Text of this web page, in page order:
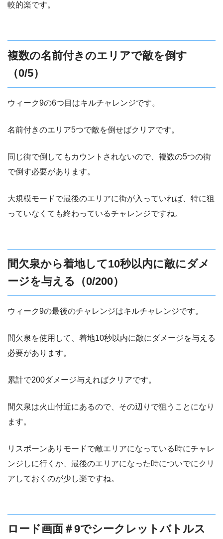
較的楽です。
複数の名前付きのエリアで敵を倒す
（0/5）
ウィーク9の6つ目はキルチャレンジです。
名前付きのエリア5つで敵を倒せばクリアです。
同じ街で倒してもカウントされないので、複数の5つの街
で倒す必要があります。
大規模モードで最後のエリアに街が入っていれば、特に狙
っていなくても終わっているチャレンジですね。
間欠泉から着地して10秒以内に敵にダメ
ージを与える（0/200）
ウィーク9の最後のチャレンジはキルチャレンジです。
間欠泉を使用して、着地10秒以内に敵にダメージを与える
必要があります。
累計で200ダメージ与えればクリアです。
間欠泉は火山付近にあるので、その辺りで狙うことになり
ます。
リスポーンありモードで敵エリアになっている時にチャレ
ンジしに行くか、最後のエリアになった時についでにクリ
アしておくのが少し楽ですね。
ロード画面＃9でシークレットバトルス